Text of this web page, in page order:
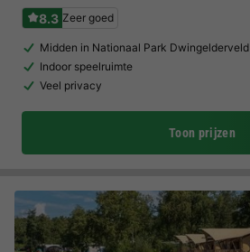
8.3 Zeer goed
Midden in Nationaal Park Dwingelderveld
Indoor speelruimte
Veel privacy
Toon prijzen